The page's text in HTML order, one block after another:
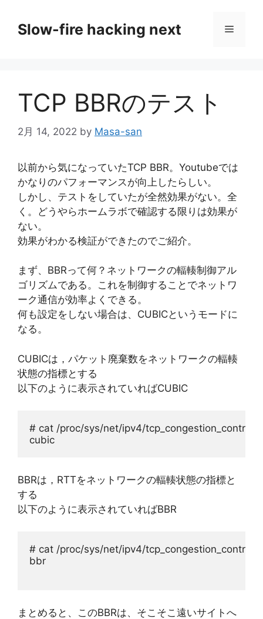
Slow-fire hacking next メ
TCP BBRのテスト
2月 14, 2022 by Masa-san
以前から気になっていたTCP BBR。Youtubeでは
かなりのパフォーマンスが向上したらしい。
しかし、テストをしていたが全然効果がない。全
く。どうやらホームラボで確認する限りは効果が
ない。
効果がわかる検証ができたのでご紹介。
まず、BBRって何？ネットワークの輻輳制御アル
ゴリズムである。これを制御することでネットワ
ーク通信が効率よくできる。
何も設定をしない場合は、CUBICというモードに
なる。
CUBICは，パケット廃棄数をネットワークの輻輳
状態の指標とする
以下のように表示されていればCUBIC
# cat /proc/sys/net/ipv4/tcp_congestion_control
cubic
BBRは，RTTをネットワークの輻輳状態の指標と
する
以下のように表示されていればBBR
# cat /proc/sys/net/ipv4/tcp_congestion_control
bbr
まとめると、このBBRは、そこそこ遠いサイトへ